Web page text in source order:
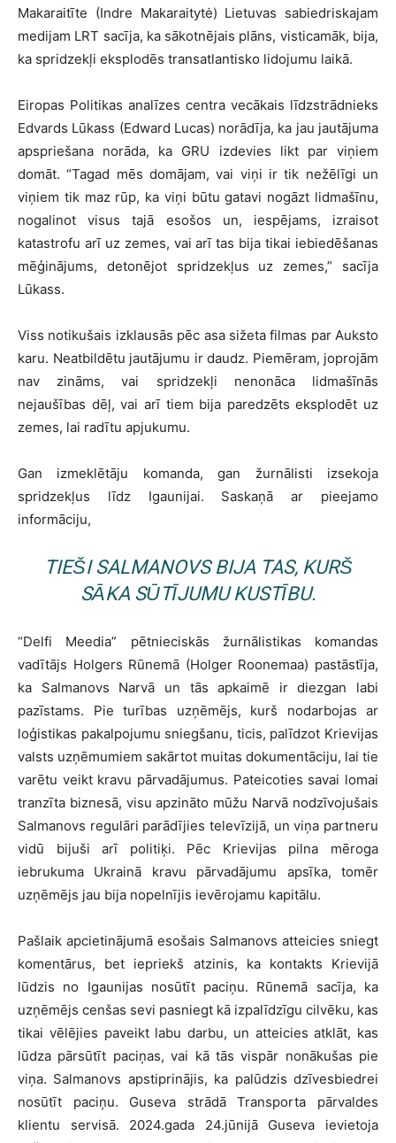
Makaraitīte (Indre Makaraitytė) Lietuvas sabiedriskajam
medijam LRT sacīja, ka sākotnējais plāns, visticamāk, bija,
ka spridzekļi eksplodēs transatlantisko lidojumu laikā.
Eiropas Politikas analīzes centra vecākais līdzstrādnieks
Edvards Lūkass (Edward Lucas) norādīja, ka jau jautājuma
apspriešana norāda, ka GRU izdevies likt par viņiem
domāt. “Tagad mēs domājam, vai viņi ir tik nežēlīgi un
viņiem tik maz rūp, ka viņi būtu gatavi nogāzt lidmašīnu,
nogalinot visus tajā esošos un, iespējams, izraisot
katastrofu arī uz zemes, vai arī tas bija tikai iebiedēšanas
mēģinājums, detonējot spridzekļus uz zemes,” sacīja
Lūkass.
Viss notikušais izklausās pēc asa sižeta filmas par Auksto
karu. Neatbildētu jautājumu ir daudz. Piemēram, joprojām
nav zināms, vai spridzekļi nenonāca lidmašīnās
nejaušības dēļ, vai arī tiem bija paredzēts eksplodēt uz
zemes, lai radītu apjukumu.
Gan izmeklētāju komanda, gan žurnālisti izsekoja
spridzekļus līdz Igaunijai. Saskaņā ar pieejamo
informāciju,
TIEŠI SALMANOVS BIJA TAS, KURŠ
SĀKA SŪTĪJUMU KUSTĪBU.
“Delfi Meedia” pētnieciskās žurnālistikas komandas
vadītājs Holgers Rūnemā (Holger Roonemaa) pastāstīja,
ka Salmanovs Narvā un tās apkaimē ir diezgan labi
pazīstams. Pie turības uzņēmējs, kurš nodarbojas ar
loģistikas pakalpojumu sniegšanu, ticis, palīdzot Krievijas
valsts uzņēmumiem sakārtot muitas dokumentāciju, lai tie
varētu veikt kravu pārvadājumus. Pateicoties savai lomai
tranzīta biznesā, visu apzināto mūžu Narvā nodzīvojušais
Salmanovs regulāri parādījies televīzijā, un viņa partneru
vidū bijuši arī politiķi. Pēc Krievijas pilna mēroga
iebrukuma Ukrainā kravu pārvadājumu apsīka, tomēr
uzņēmējs jau bija nopelnījis ievērojamu kapitālu.
Pašlaik apcietinājumā esošais Salmanovs atteicies sniegt
komentārus, bet iepriekš atzinis, ka kontakts Krievijā
lūdzis no Igaunijas nosūtīt paciņu. Rūnemā sacīja, ka
uzņēmējs cenšas sevi pasniegt kā izpalīdzīgu cilvēku, kas
tikai vēlējies paveikt labu darbu, un atteicies atklāt, kas
lūdza pārsūtīt paciņas, vai kā tās vispār nonākušas pie
viņa. Salmanovs apstiprinājis, ka palūdzis dzīvesbiedrei
nosūtīt paciņu. Guseva strādā Transporta pārvaldes
klientu servisā. 2024.gada 24.jūnijā Guseva ievietoja